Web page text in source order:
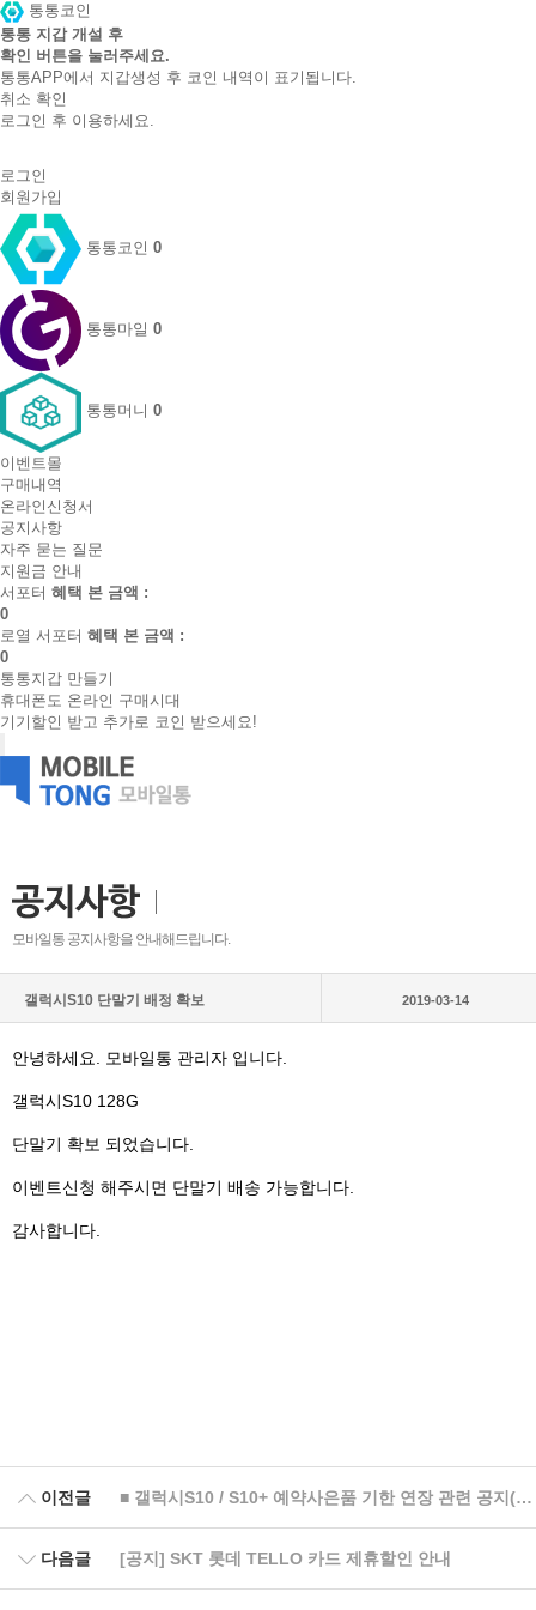
통통코인
통통 지갑 개설 후
확인 버튼을 눌러주세요.
통통APP에서 지갑생성 후 코인 내역이 표기됩니다.
취소 확인
로그인 후 이용하세요.
로그인
회원가입
통통코인 0
통통마일 0
통통머니 0
이벤트몰
구매내역
온라인신청서
공지사항
자주 묻는 질문
지원금 안내
서포터 혜택 본 금액 :
0
로열 서포터 혜택 본 금액 :
0
통통지갑 만들기
휴대폰도 온라인 구매시대
기기할인 받고 추가로 코인 받으세요!
모바일통 공지사항을 안내해드립니다.
갤럭시S10 단말기 배정 확보 2019-03-14
안녕하세요. 모바일통 관리자 입니다.
갤럭시S10 128G
단말기 확보 되었습니다.
이벤트신청 해주시면 단말기 배송 가능합니다.
감사합니다.
이전글 ■ 갤럭시S10 / S10+ 예약사은품 기한 연장 관련 공지(공식)
다음글 [공지] SKT 롯데 TELLO 카드 제휴할인 안내